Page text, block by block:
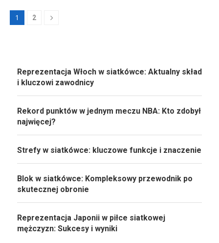
1 2
Reprezentacja Włoch w siatkówce: Aktualny skład
i kluczowi zawodnicy
Rekord punktów w jednym meczu NBA: Kto zdobył
najwięcej?
Strefy w siatkówce: kluczowe funkcje i znaczenie
Blok w siatkówce: Kompleksowy przewodnik po
skutecznej obronie
Reprezentacja Japonii w piłce siatkowej
mężczyzn: Sukcesy i wyniki